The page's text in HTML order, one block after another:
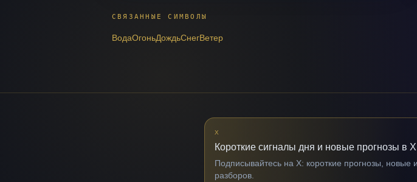
СВЯЗАННЫЕ СИМВОЛЫ
ВодаОгоньДождьСнегВетер
X
Короткие сигналы дня и новые прогнозы в X
Подписывайтесь на X: короткие прогнозы,
разборов.